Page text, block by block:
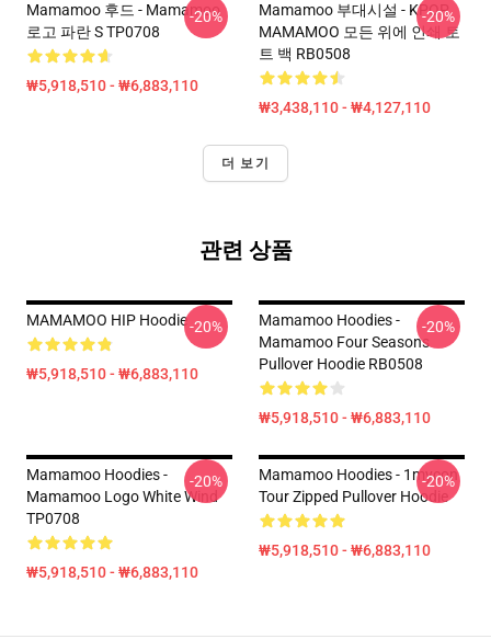
Mamamoo 후드 - Mamamoo
로고 파란 S TP0708
₩5,918,510 - ₩6,883,110
-20%
Mamamoo 부대시설 - KPOP
MAMAMOO 모든 위에 인쇄 토
트 백 RB0508
₩3,438,110 - ₩4,127,110
-20%
더 보기
관련 상품
MAMAMOO HIP Hoodie
₩5,918,510 - ₩6,883,110
-20%
Mamamoo Hoodies -
Mamamoo Four Seasons
Pullover Hoodie RB0508
₩5,918,510 - ₩6,883,110
-20%
Mamamoo Hoodies -
Mamamoo Logo White Wind
TP0708
₩5,918,510 - ₩6,883,110
-20%
Mamamoo Hoodies - 1mycon
Tour Zipped Pullover Hoodie
₩5,918,510 - ₩6,883,110
-20%